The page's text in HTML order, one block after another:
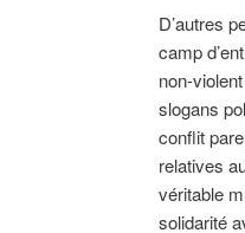
D’autres
camp
non-
slogans
conflit
relatives
véritable
solidarité